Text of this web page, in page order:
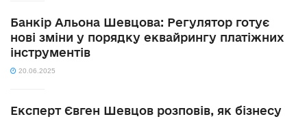
Банкір Альона Шевцова: Регулятор готує
нові зміни у порядку еквайрингу платіжних
інструментів
20.06.2025
Експерт Євген Шевцов розповів, як бізнесу